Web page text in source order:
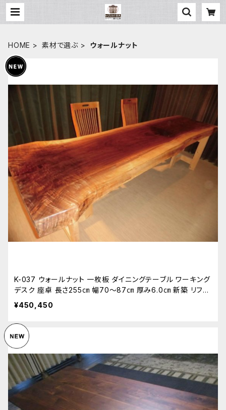
HOME 素材で選ぶ ウォールナット
K-037 ウォールナット 一枚板 ダイニングテーブル ワーキング
デスク 座卓 長さ255㎝ 幅70～87㎝ 厚み6.0㎝ 新築 リフォ
ーム 天板 無垢 天然木
¥450,450